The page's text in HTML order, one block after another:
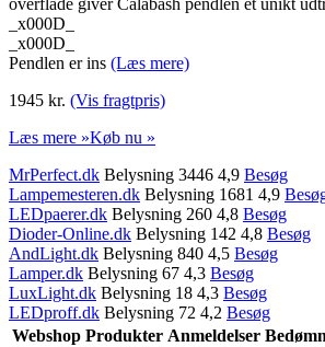
_x000D_
_x000D_
Pendlen er ins (Læs mere)
1945 kr. (Vis fragtpris)
Læs mere »Køb nu »
MrPerfect.dk Belysning 3446 4,9 Besøg
Lampemesteren.dk Belysning 1681 4,9
LEDpaerer.dk Belysning 260 4,8 Besøg
Dioder-Online.dk Belysning 142 4,8 Besøg
AndLight.dk Belysning 840 4,5 Besøg
Lamper.dk Belysning 67 4,3 Besøg
LuxLight.dk Belysning 18 4,3 Besøg
LEDproff.dk Belysning 72 4,2 Besøg
Webshop Produkter Anmeldelser